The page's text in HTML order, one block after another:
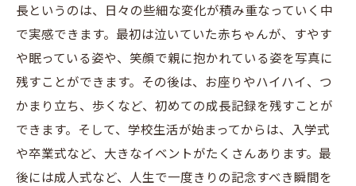
長というのは、日々の些細な変化が積み重なっていく中
で実感できます。最初は泣いていた赤ちゃんが、すやす
や眠っている姿や、笑顔で親に抱かれている姿を写真に
残すことができます。その後は、お座りやハイハイ、つ
かまり立ち、歩くなど、初めての成長記録を残すことが
できます。そして、学校生活が始まってからは、入学式
や卒業式など、大きなイベントがたくさんあります。最
後には成人式など、人生で一度きりの記念すべき瞬間を